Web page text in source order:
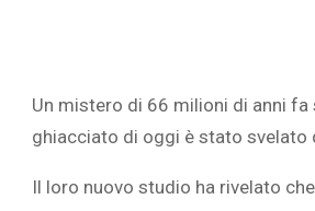
Un mistero di 66 milioni di anni
ghiacciato di oggi è stato svelato
Il loro nuovo studio ha rivelato